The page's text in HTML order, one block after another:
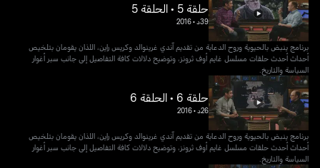
حلقة 5 • الحلقة 5
39د •
2016
برنامج ينبض بالحيوية وروح الدعابة من تقديم آندي غرينوالد وكريس راين، اللذان يقومان بتلخيص
أحداث أحدث حلقات مسلسل غايم أوف ثرونز، وتوضيح دلالات كافة التفاصيل إلى جانب سبر أغوار
السياسة والتاريخ.
حلقة 6 • الحلقة 6
26د •
2016
برنامج ينبض بالحيوية وروح الدعابة من تقديم آندي غرينوالد وكريس راين، اللذان يقومان بتلخيص
أحداث أحدث حلقات مسلسل غايم أوف ثرونز، وتوضيح دلالات كافة التفاصيل إلى جانب سبر أغوار
السياسة والتاريخ.